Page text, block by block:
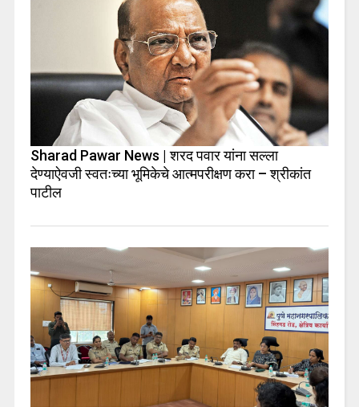
Sharad Pawar News | शरद पवार यांना सल्ला
देण्याऐवजी स्वतःच्या भूमिकेचे आत्मपरीक्षण करा – श्रीकांत
पाटील